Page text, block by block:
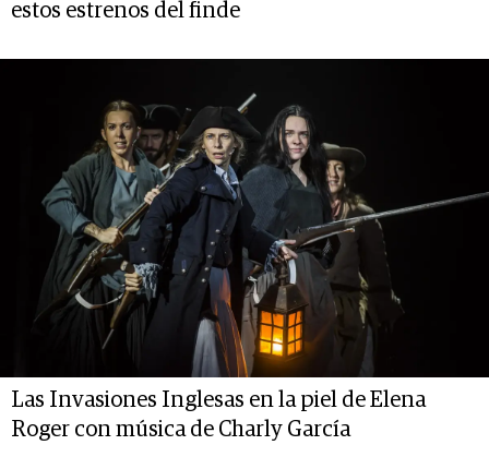
estos estrenos del finde
Las Invasiones Inglesas en la piel de Elena
Roger con música de Charly García